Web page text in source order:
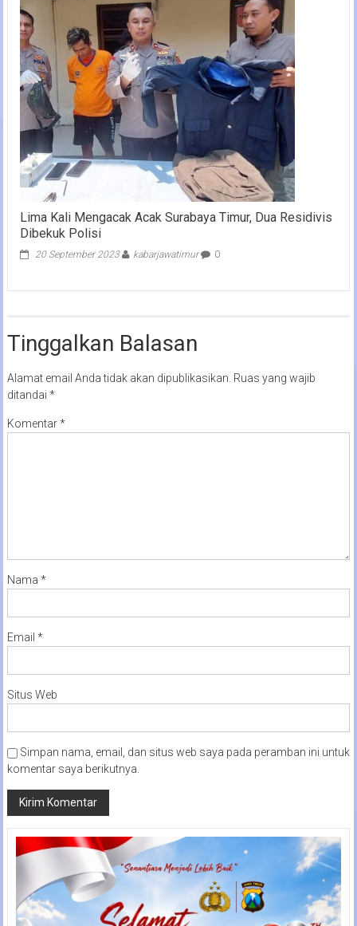
Lima Kali Mengacak Acak Surabaya Timur, Dua Residivis
Dibekuk Polisi
20 September 2023 kabarjawatimur 0
Tinggalkan Balasan
Alamat email Anda tidak akan dipublikasikan. Ruas yang wajib
ditandai *
Komentar*
Nama *
Email *
Situs Web
Simpan nama, email, dan situs web saya pada peramban ini untuk
komentar saya berikutnya.